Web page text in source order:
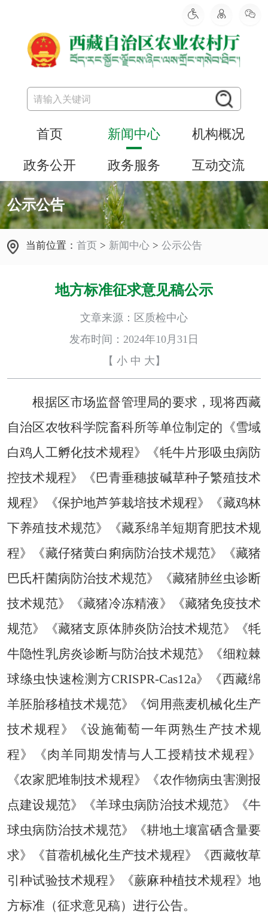
首页 新闻中心 机构概况
政务公开 政务服务 互动交流
公示公告
当前位置：首页 > 新闻中心 > 公示公告
地方标准征求意见稿公示
文章来源：区质检中心
发布时间：2024年10月31日
【 小 中 大 】
根据区市场监督管理局的要求，现将西藏
自治区农牧科学院畜科所等单位制定的《雪域
白鸡人工孵化技术规程》《牦牛片形吸虫病防
控技术规程》《巴青垂穗披碱草种子繁殖技术
规程》《保护地芦笋栽培技术规程》《藏鸡林
下养殖技术规范》《藏系绵羊短期育肥技术规
程》《藏仔猪黄白痢病防治技术规范》《藏猪
巴氏杆菌病防治技术规范》《藏猪肺丝虫诊断
技术规范》《藏猪冷冻精液》《藏猪免疫技术
规范》《藏猪支原体肺炎防治技术规范》《牦
牛隐性乳房炎诊断与防治技术规范》《细粒棘
球绦虫快速检测方CRISPR-Cas12a》《西藏绵
羊胚胎移植技术规范》《饲用燕麦机械化生产
技术规程》《设施葡萄一年两熟生产技术规
程》《肉羊同期发情与人工授精技术规程》
《农家肥堆制技术规程》《农作物病虫害测报
点建设规范》《羊球虫病防治技术规范》《牛
球虫病防治技术规范》《耕地土壤富硒含量要
求》《苜蓿机械化生产技术规程》《西藏牧草
引种试验技术规程》 《蕨麻种植技术规程》地
方标准（征求意见稿）进行公告。